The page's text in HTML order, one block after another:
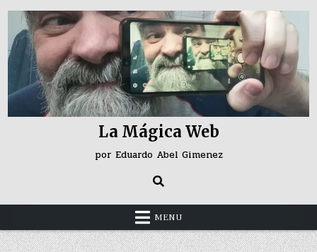
Skip
content
La Mágica Web
por Eduardo Abel Gimenez
MENU